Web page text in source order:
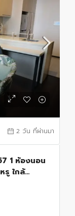
2 วัน ที่ผ่านมา
1 ห้องนอน
รู ใกล้